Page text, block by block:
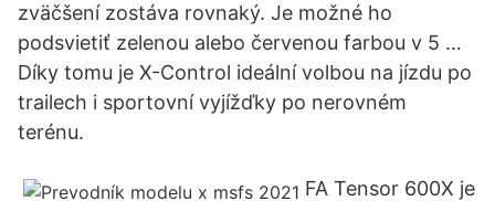
zväčšení zostáva rovnaký. Je možné ho
podsvietiť zelenou alebo červenou farbou v 5 …
Díky tomu je X-Control ideální volbou na jízdu po
trailech i sportovní vyjížďky po nerovném
terénu.
FA Tensor 600X je